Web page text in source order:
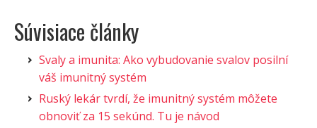
Súvisiace články
Svaly a imunita: Ako vybudovanie svalov posilní
váš imunitný systém
Ruský lekár tvrdí, že imunitný systém môžete
obnoviť za 15 sekúnd. Tu je návod